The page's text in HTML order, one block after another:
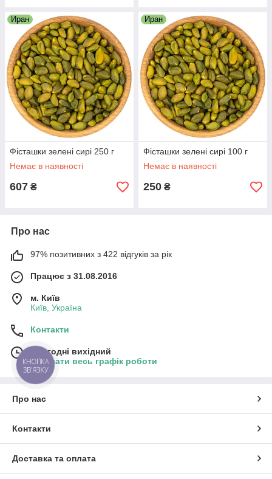
Иран
Фісташки зелені сирі 250 г
Немає в наявності
607 ₴
Иран
Фісташки зелені сирі 100 г
Немає в наявності
250 ₴
Про нас
97% позитивних з 422 відгуків за рік
Працює з 31.08.2016
м. Київ
Київ, Україна
Контакти
Сьогодні вихідний
Показати весь графік роботи
Про нас
Контакти
Доставка та оплата
КНОПКА
ЗВ'ЯЗКУ